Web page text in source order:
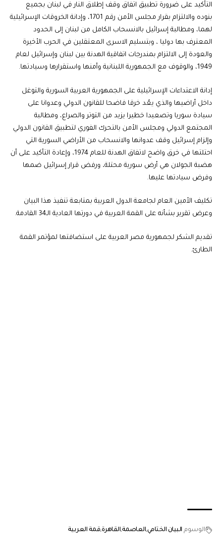
التأكيد على ضرورة تطبيق اتفاق وقف إطلاق النار في لبنان بجميع
بنوده والالتزام بقرار مجلس الأمن رقم 1701، وإدانة الخروقات الإسرائيلية
لهما، ومطالبة إسرائيل بالانسحاب الكامل من لبنان إلى الحدود
المعترف بها دوليا ، وبتسليم الاسرى المعتقلين في الحرب الأخيرة
والعودة إلى الالتزام بمندرجات اتفاقية الهدنة بين لبنان وإسرائيل لعام
1949، والوقوف مع الجمهورية اللبنانية وأمنها واستقرارها وسيادتها.
إدانة الاعتداءات الإسرائيلية على الجمهورية العربية السورية والتوغل
داخل أراضيها والذي يعُد خرقا فاضحا للقانون الدولي وعدوانا على
سيادة سوريا وتصعيدا خطيرا يزيد من التوتر والصراع، ومطالبة
المجتمع الدولي ومجلس الأمن بالتحرك الفوري لتطبيق القانون الدولي
وإلزام إسرائيل وقف عدوانها والانسحاب من الأراضي السورية التي
احتلتها في خرق واضح لاتفاق الهدنة للعام 1974، وإعادة التأكيد على أن
هضبة الجولان هي أرض سورية محتلة، ورفض قرار إسرائيل ضمها
وفرض سيادتها عليها.
تكليف الأمين العام لجامعة الدول العربية بمتابعة تنفيذ هذا البيان
وعرض تقرير بشأنه على القمة العربية في دورتها العادية الـ34 القادمة.
تقديم الشكر لجمهورية مصر العربية على استضافتها لمؤتمر القمة
الطارئ.
الوسوم البيان الختاميالعاصمةالقاهرةقمة العربية